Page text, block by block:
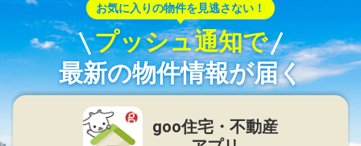
お気に入りの物件を見逃さない！
プッシュ通知で
最新の物件情報が届く
goo住宅・不動産